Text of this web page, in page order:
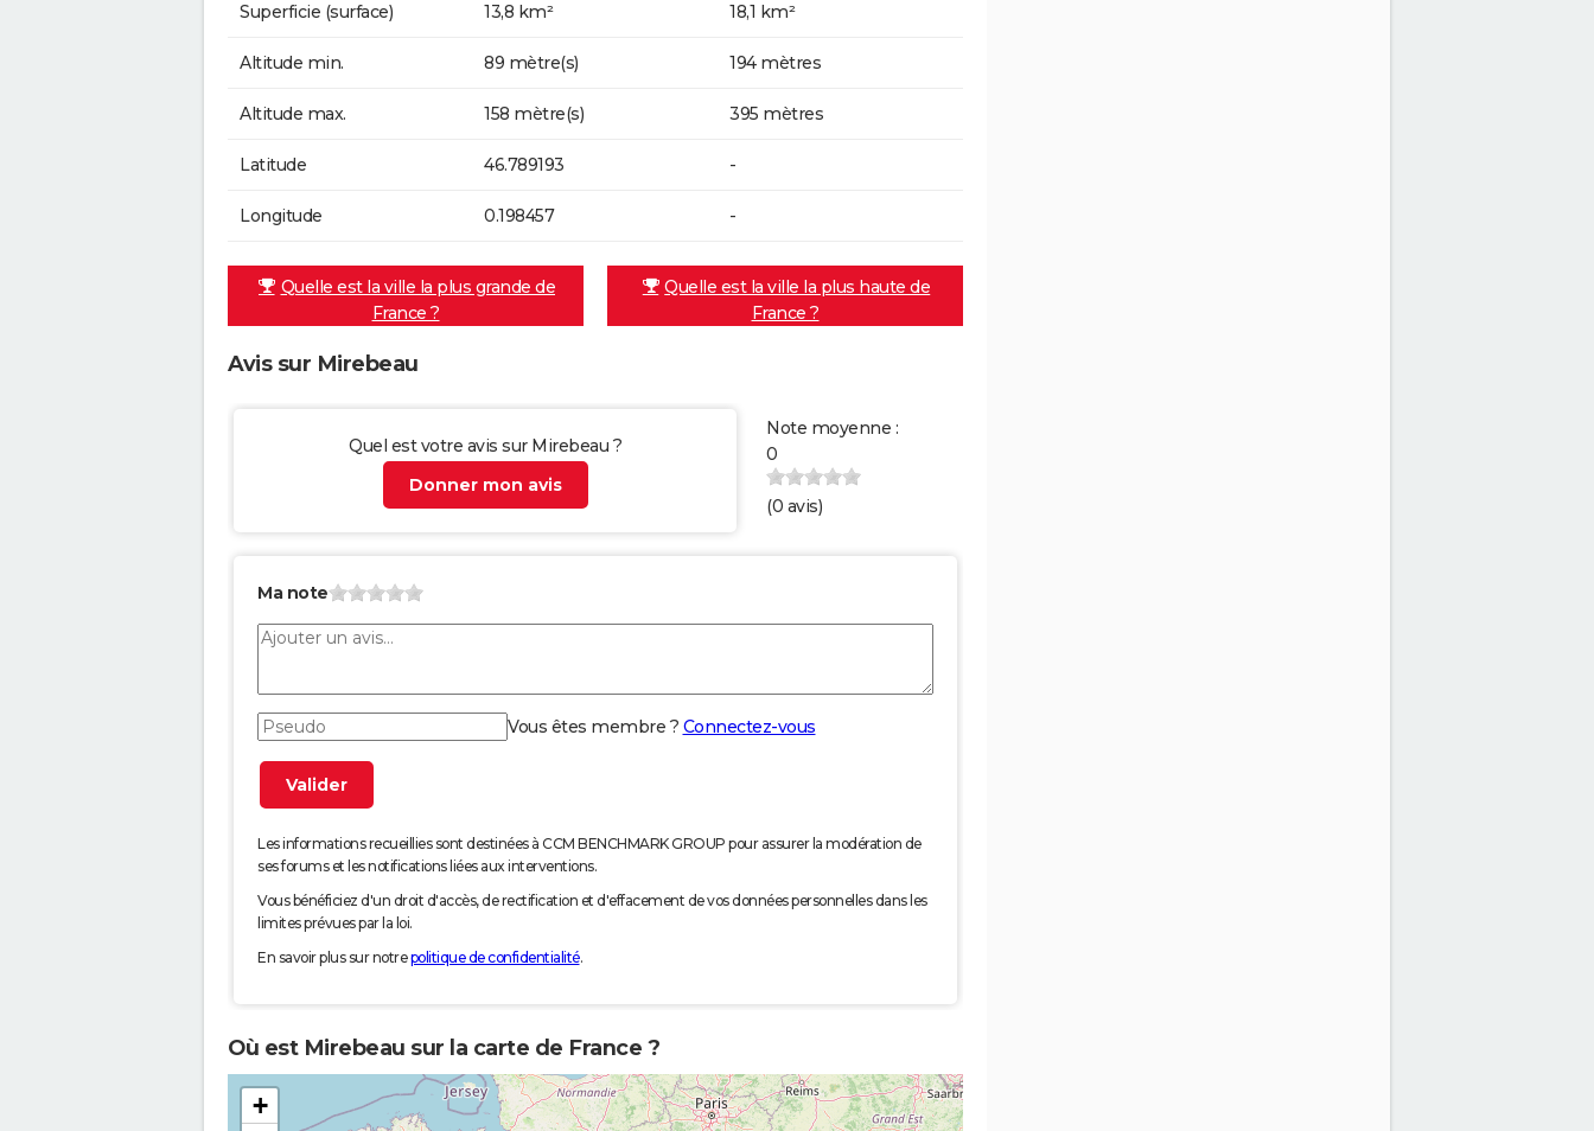
Superficie (surface) 13,8 km² 18,1 km²
Altitude min. 89 mètre(s) 194 mètres
Altitude max. 158 mètre(s) 395 mètres
Latitude 46.789193 -
Longitude 0.198457 -
Quelle est la ville la plus grande de
France ?
Quelle est la ville la plus haute de
France ?
Avis sur Mirebeau
Quel est votre avis sur Mirebeau ?
Donner mon avis
Note moyenne :
0
(0 avis)
Ma note
Vous êtes membre ? Connectez-vous
Les informations recueillies sont destinées à CCM BENCHMARK GROUP pour assurer la modération de
ses forums et les notifications liées aux interventions.
Vous bénéficiez d'un droit d'accès, de rectification et d'effacement de vos données personnelles dans les
limites prévues par la loi.
En savoir plus sur notrepolitique de confidentialité.
Où est Mirebeau sur la carte de France ?
+